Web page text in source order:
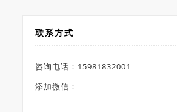
联系方式
咨询电话：15981832001
添加微信：